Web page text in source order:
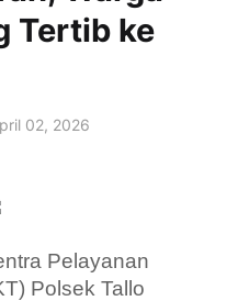
Tertib ke
02, 2026
Pelayanan
Polsek Tallo